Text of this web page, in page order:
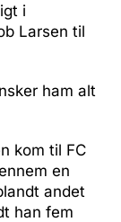
i
Larsen til
ham alt
kom til FC
en
andet
han fem